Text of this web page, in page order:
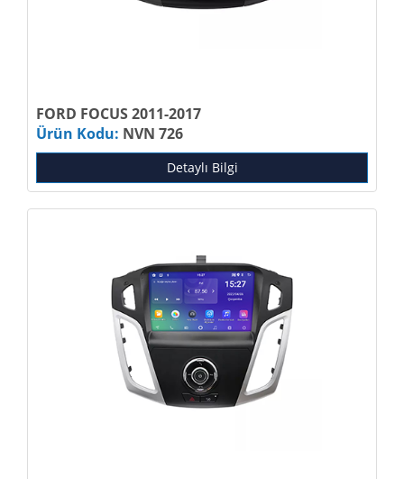
FORD FOCUS 2011-2017
Ürün Kodu: NVN 726
Detaylı Bilgi